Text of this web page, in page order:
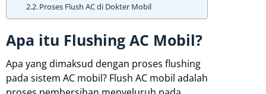
Proses Flush AC di Dokter Mobil
Apa itu Flushing AC Mobil?
Apa yang dimaksud dengan proses flushing
pada sistem AC mobil? Flush AC mobil adalah